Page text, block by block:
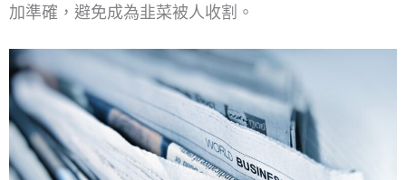
加準確，避免成為韭菜被人收割。